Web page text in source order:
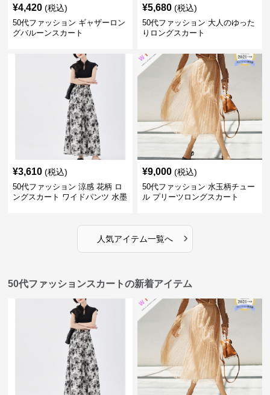
¥4,420 (税込)
50代ファッション ギャザーロン
グバルーンスカート
¥5,680 (税込)
50代ファッション 大人のゆった
りロングスカート
¥3,610 (税込)
50代ファッション 涼感 花柄 ロ
ングスカート ワイドパンツ 水墨
¥9,000 (税込)
50代ファッション 水玉柄チュー
ル プリーツロングスカート
人気アイテム一覧へ ›
50代ファッションスカートの新着アイテム